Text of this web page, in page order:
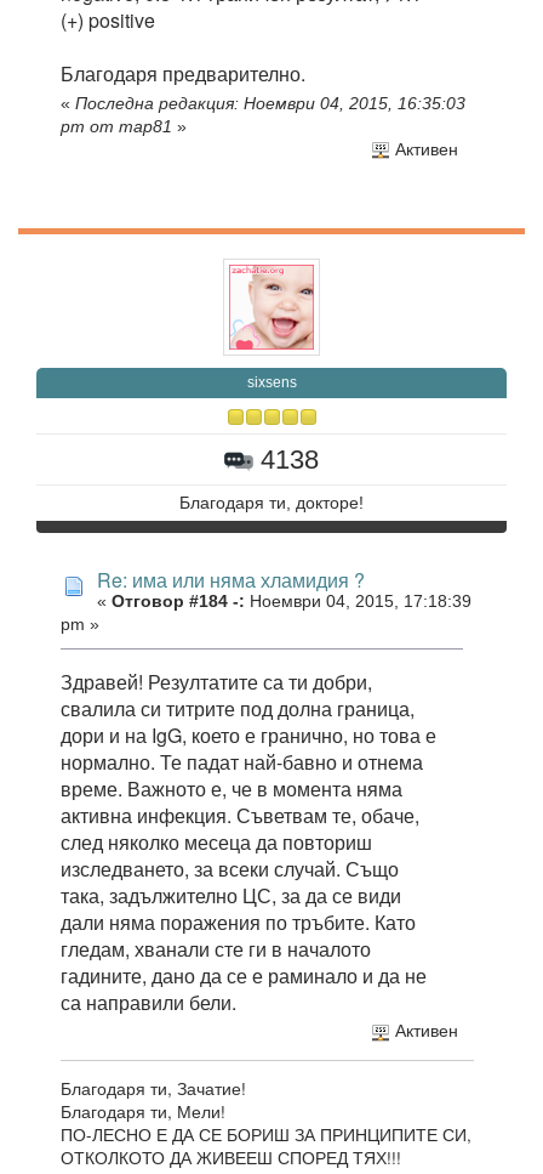
(+) positive
Благодаря предварително.
« Последна редакция: Ноември 04, 2015, 16:35:03
pm от map81 »
Активен
sixsens
4138
Благодаря ти, докторе!
Re: има или няма хламидия ?
« Отговор #184 -: Ноември 04, 2015, 17:18:39
pm »
Здравей! Резултатите са ти добри,
свалила си титрите под долна граница,
дори и на IgG, което е гранично, но това е
нормално. Те падат най-бавно и отнема
време. Важното е, че в момента няма
активна инфекция. Съветвам те, обаче,
след няколко месеца да повториш
изследването, за всеки случай. Също
така, задължително ЦС, за да се види
дали няма поражения по тръбите. Като
гледам, хванали сте ги в началото
гадините, дано да се е раминало и да не
са направили бели.
Активен
Благодаря ти, Зачатие!
Благодаря ти, Мели!
ПО-ЛЕСНО Е ДА СЕ БОРИШ ЗА ПРИНЦИПИТЕ СИ,
ОТКОЛКОТО ДА ЖИВЕЕШ СПОРЕД ТЯХ!!!